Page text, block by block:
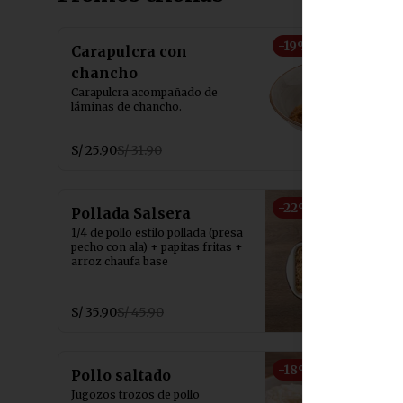
-19%
Carapulcra con
chancho
Carapulcra acompañado de
láminas de chancho.
S/ 25.90S/ 31.90
-22%
Pollada Salsera
1/4 de pollo estilo pollada (presa
pecho con ala) + papitas fritas +
arroz chaufa base
S/ 35.90S/ 45.90
-18%
Pollo saltado
Jugozos trozos de pollo